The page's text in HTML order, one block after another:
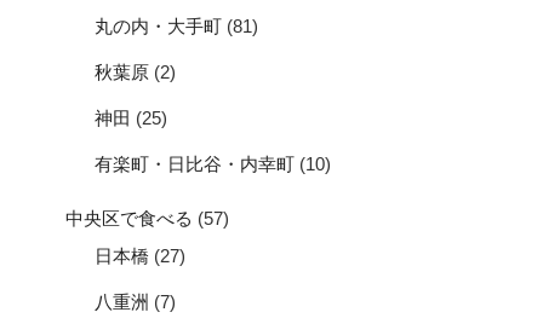
丸の内・大手町 (81)
秋葉原 (2)
神田 (25)
有楽町・日比谷・内幸町 (10)
中央区で食べる (57)
日本橋 (27)
八重洲 (7)